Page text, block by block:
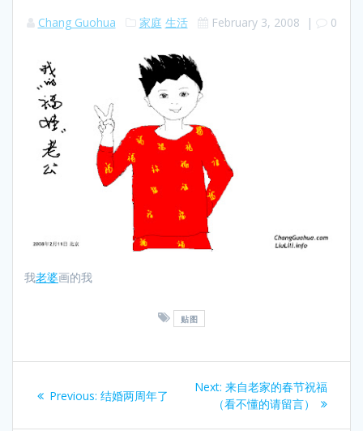
Chang Guohua 家庭 生活 February 3, 2008 | 0
我老婆画的我
贴图
navigation
Previous: Previous
结婚两周年了
Next: Next
post:
来自老家的春节祝福
（看不懂的请留言）